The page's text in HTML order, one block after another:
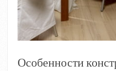
Особенности